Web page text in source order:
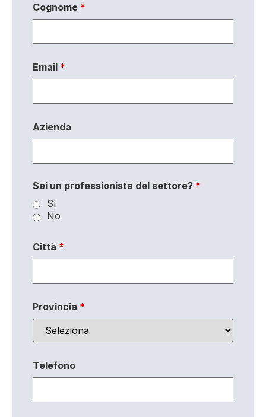
Cognome *
Email *
Azienda
Sei un professionista del settore? *
Sì
No
Città *
Provincia *
Telefono